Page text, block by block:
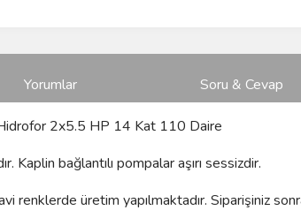
Yorumlar Soru & Cevap
2x5.5 HP 14 Kat 110 Daire
Kaplin bağlantılı pompalar aşırı sessizdir.
renklerde üretim yapılmaktadır. Siparişiniz